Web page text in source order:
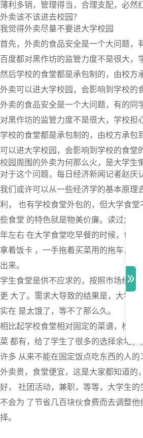
薄利多销，管理得当，合理支配，必然
外卖该不该进去校园？
我觉得外卖尽量不要进大学校园
首先，外卖的食品安全是一个大问题，
百度都对黑作坊的监管力度不是很大，
然后学校的食堂都是承包制的，由校方
外卖可以进大学校园，会影响到学校的
外卖的食品安全是一个大问题，有的同
对黑作坊的监管力度不是很大，学校担
学校的食堂都是承包制的，由校方承包
可以进大学校园，会影响到学校的食堂
校园周围的外卖为何那么火，是大学生
对于这个问题，每日经济新闻记者赵庆
我们或许可以从一些经济学的基本原理
利， 也有学校食堂外包的，但大学食
些食堂 的特色就是物美价廉。读过大
年左右 在大学食堂吃早餐的时候，包
拿着饭卡 ，一手拖着买菜用的拖车，
出来。
学生食堂是供不应求的，按照市场经济
更 大了。需求大导致的结果是，大学
实在 是太饿了，等不了那么久。
相比起学校食堂相对固定的菜谱，校外
菜 都有，给了学生了很多的选择余地
许多 从来不能在固定饭点吃东西的人的
外卖贵，食堂便宜，这是大家都知道的
好， 社团活动，兼职，等等，大学生
不会为 了节省几百块伙食费而去调整
择。